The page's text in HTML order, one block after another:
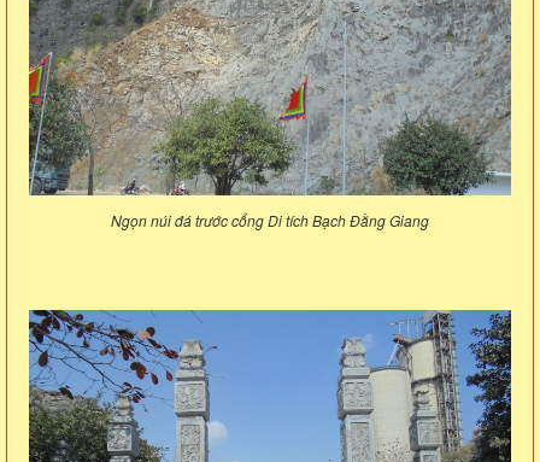
Ngọn núi đá trước cổng Di tích Bạch Đằng Giang